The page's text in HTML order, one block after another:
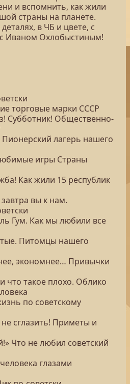
и вспомнить, как жили
страны на планете.
в ЧБ и цвете, с
Иваном Охлобыстиным!
торговые марки СССР
Субботник! Общественно-
лагерь нашего
игры Страны
Как жили 15 республик
вы к нам.
Гум. Как мы любили все
Питомцы нашего
экономнее… Привычки
что такое плохо. Облико
по советскому
сглазить! Приметы и
Что не любил советский
глазами